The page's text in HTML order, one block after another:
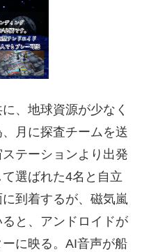
、地球資源が少なく
月に探査チームを送
テーションより出発
選ばれた4名と自立
到着するが、磁気嵐
と、アンドロイドが
に映る。AI音声が船